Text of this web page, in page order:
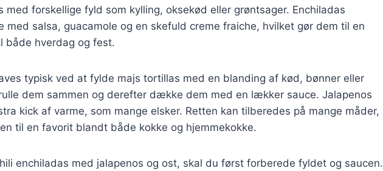
med forskellige fyld som kylling, oksekød eller grøntsager. Enchiladas
med salsa, guacamole og en skefuld creme fraiche, hvilket gør dem til en
både hverdag og fest.
typisk ved at fylde majs tortillas med en blanding af kød, bønner eller
dem sammen og derefter dække dem med en lækker sauce. Jalapenos
kick af varme, som mange elsker. Retten kan tilberedes på mange måder,
til en favorit blandt både kokke og hjemmekokke.
enchiladas med jalapenos og ost, skal du først forberede fyldet og saucen.